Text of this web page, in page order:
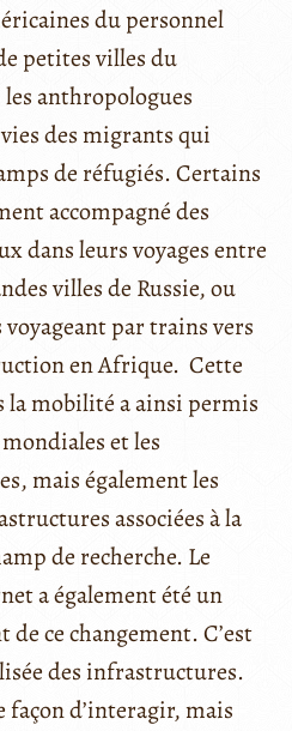
du personnel
petites villes du
anthropologues
des migrants qui
de réfugiés. Certains
accompagné des
dans leurs voyages entre
villes de Russie, ou
par trains vers
en Afrique. Cette
la mobilité a ainsi permis
et les
mais également les
associées à la
de recherche. Le
a également été un
ce changement. C’est
des infrastructures.
d’interagir, mais